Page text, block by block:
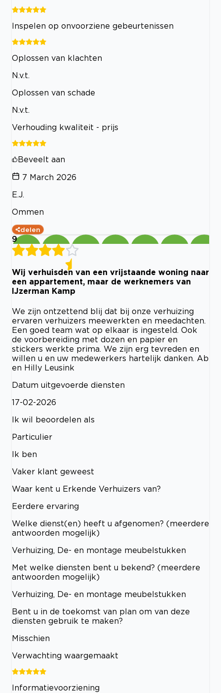
Inspelen op onvoorziene gebeurtenissen
Oplossen van klachten
N.v.t.
Oplossen van schade
N.v.t.
Verhouding kwaliteit - prijs
Beveelt aan
7 March 2026
E.J.
Ommen
delen
9
Wij verhuisden van een vrijstaande woning naar
een appartement, maar de werknemers van
IJzerman Kamp
We zijn ontzettend blij dat bij onze verhuizing
ervaren verhuizers meewerkten en meedachten.
Een goed team wat op elkaar is ingesteld. Ook
de voorbereiding met dozen en papier en
stickers werkte prima. We zijn erg tevreden en
willen u en uw medewerkers hartelijk danken. Ab
en Hilly Leusink
Datum uitgevoerde diensten
17-02-2026
Ik wil beoordelen als
Particulier
Ik ben
Vaker klant geweest
Waar kent u Erkende Verhuizers van?
Eerdere ervaring
Welke dienst(en) heeft u afgenomen? (meerdere
antwoorden mogelijk)
Verhuizing, De- en montage meubelstukken
Met welke diensten bent u bekend? (meerdere
antwoorden mogelijk)
Verhuizing, De- en montage meubelstukken
Bent u in de toekomst van plan om van deze
diensten gebruik te maken?
Misschien
Verwachting waargemaakt
Informatievoorziening